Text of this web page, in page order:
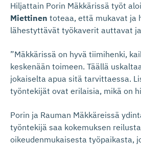
Hiljattain Porin Mäkkärissä työt
Miettinen toteaa, että mukavat ja
lähestyttävät työkaverit auttavat
”Mäkkärissä on hyvä tiimihenki,
keskenään toimeen. Täällä
jokaiselta apua sitä tarvittaessa.
työntekijät ovat erilaisia, mikä on
Porin ja Rauman Mäkkäreissä
työntekijä saa kokemuksen
oikeudenmukaisesta työpaikasta,